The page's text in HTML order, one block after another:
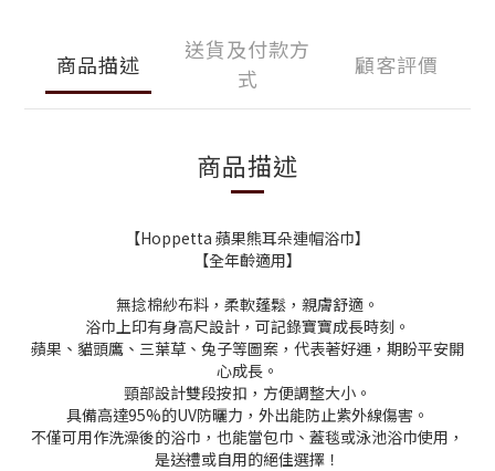
商品描述
送貨及付款方
式
顧客評價
商品描述
【Hoppetta 蘋果熊耳朵連帽浴巾】
【全年齡適用】
無捻棉紗布料，柔軟蓬鬆，親膚舒適。
浴巾上印有身高尺設計，可記錄寶寶成長時刻。
蘋果、貓頭鷹、三葉草、兔子等圖案，代表著好運，期盼平安開
心成長。
頸部設計雙段按扣，方便調整大小。
具備高達95%的UV防曬力，外出能防止紫外線傷害。
不僅可用作洗澡後的浴巾，也能當包巾、蓋毯或泳池浴巾使用，
是送禮或自用的絕佳選擇！